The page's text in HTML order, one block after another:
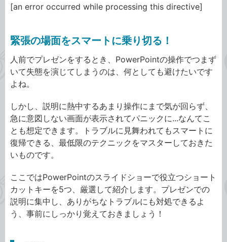
[an error occurred while processing this directive]
緊張の場面をスマートに乗り切る！
人前でプレゼンをするとき、PowerPointの操作でつまず
いて失態を演じてしまうのは、何としても避けたいです
よね。
しかし、説明に熱中するあまり操作にまで気が回らず、
急に意図しない画面が表示されてパニックに...なんてこ
とも想定できます。トラブルに見舞われてもスマートに
復帰できる、最低限のテクニックをマスターしておきた
いものです。
ここではPowerPointのスライドショーで役立つショート
カットキーを5つ、厳選して紹介します。プレゼンでの
説明に集中し、ありがちなトラブルにも対処できるよ
う、事前にしっかり覚えておきましょう！